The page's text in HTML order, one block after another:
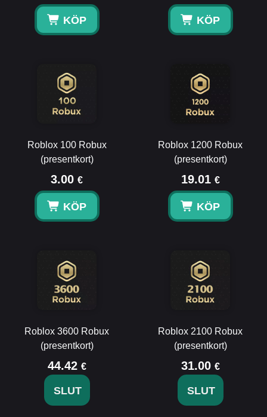
KÖP KÖP
Roblox 100 Robux
(presentkort)
3.00 €
KÖP
Roblox 1200 Robux
(presentkort)
19.01 €
KÖP
Roblox 3600 Robux
(presentkort)
44.42 €
SLUT
Roblox 2100 Robux
(presentkort)
31.00 €
SLUT